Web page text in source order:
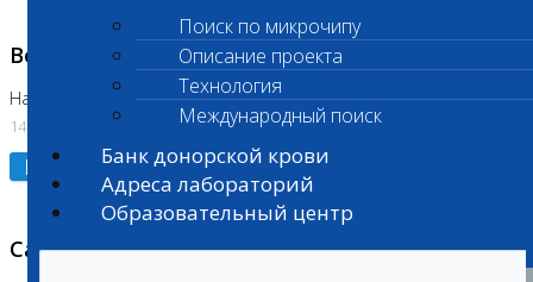
Поиск по микрочипу
Описание проекта
Технология
Международный поиск
Банк донорской крови
Адреса лабораторий
Образовательный центр
Возобновлено выполнение исследования
На Нагорной (Код 157)
14.07.2026
Подробнее
Санитарный день